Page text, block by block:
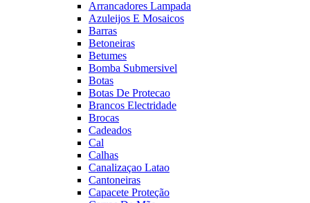
Arrancadores Lampada
Azuleijos E Mosaicos
Barras
Betoneiras
Betumes
Bomba Submersivel
Botas
Botas De Protecao
Brancos Electridade
Brocas
Cadeados
Cal
Calhas
Canalizaçao Latao
Cantoneiras
Capacete Proteção